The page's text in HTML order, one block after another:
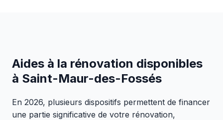
Aides à la rénovation disponibles
à Saint-Maur-des-Fossés
En 2026, plusieurs dispositifs permettent de financer
une partie significative de votre rénovation,